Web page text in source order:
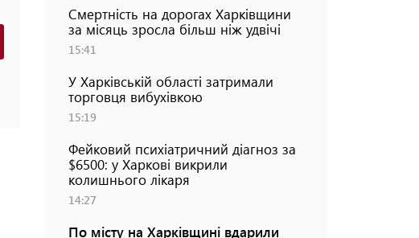
Смертність на дорогах Харківщини
за місяць зросла більш ніж удвічі
15:41
У Харківській області затримали
торговця вибухівкою
15:19
Фейковий психіатричний діагноз за
$6500: у Харкові викрили
колишнього лікаря
14:27
По місту на Харківщині вдарили